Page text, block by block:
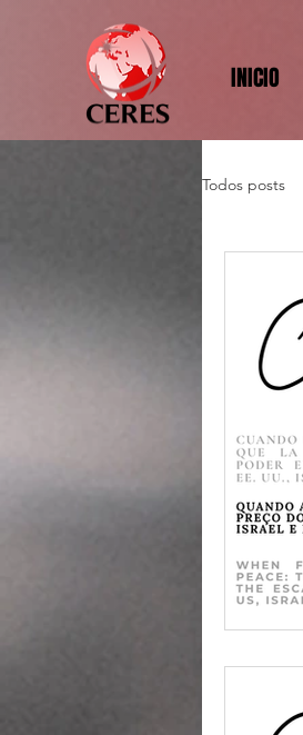
INICIO
Todos posts